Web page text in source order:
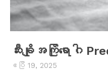
ဆီးချိုအကြိုရောဂါ
ဧပြီ 19, 2025